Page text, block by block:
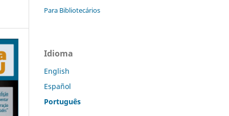
Para Bibliotecários
Idioma
English
Español
Português